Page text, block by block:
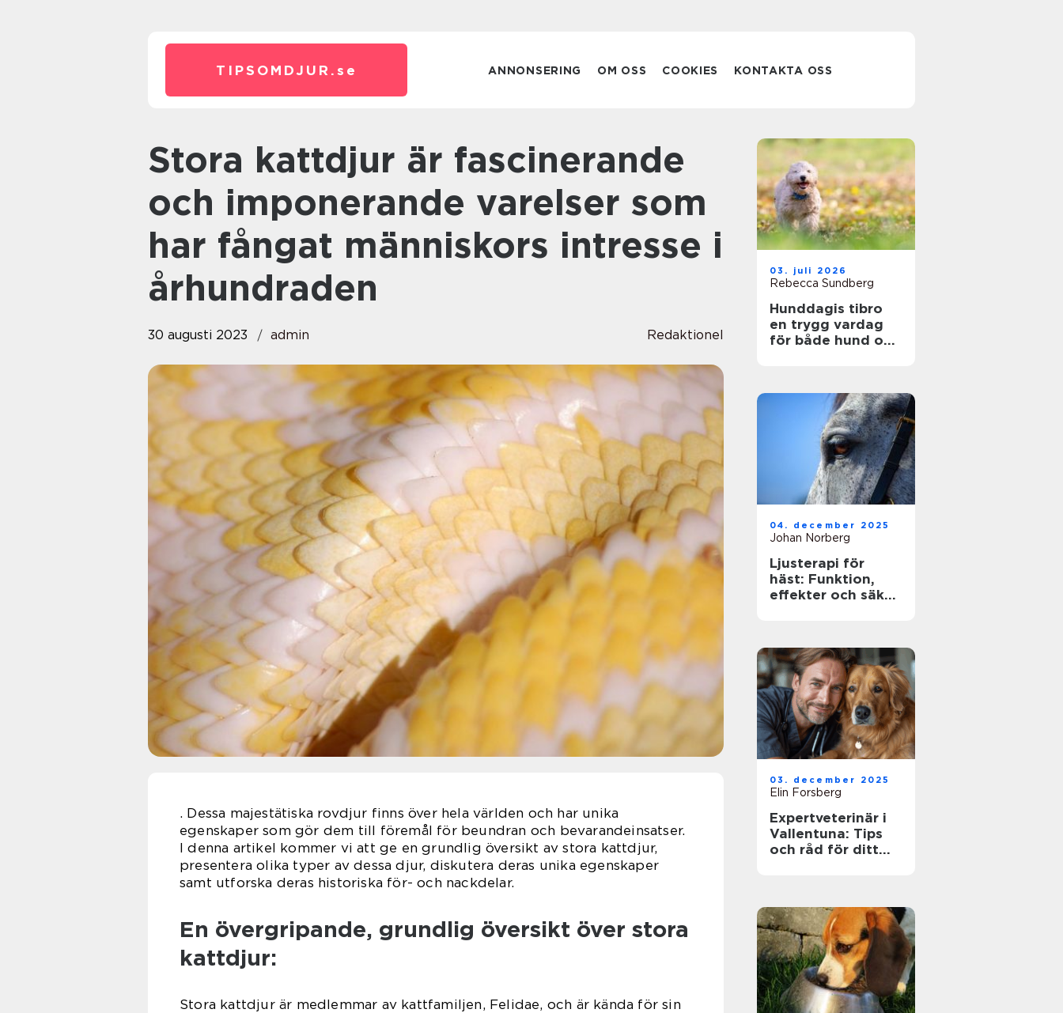
TIPSOMDJUR. se ANNONSERING OM OSS COOKIES KONTAKTA OSS
Stora kattdjur är fascinerande
och imponerande varelser som
har fångat människors intresse i
århundraden
30 augusti 2023 admin Redaktionel
. Dessa majestätiska rovdjur finns över hela världen och har unika
egenskaper som gör dem till föremål för beundran och bevarandeinsatser.
I denna artikel kommer vi att ge en grundlig översikt av stora kattdjur,
presentera olika typer av dessa djur, diskutera deras unika egenskaper
samt utforska deras historiska för- och nackdelar.
En övergripande, grundlig översikt över stora
kattdjur:
Stora kattdjur är medlemmar av kattfamiljen, Felidae, och är kända för sin
03. juli 2026
Rebecca Sundberg
Hunddagis tibro
en trygg vardag
för både hund och
04. december 2025
Johan Norberg
Ljusterapi för
häst: Funktion,
effekter och säker
03. december 2025
Elin Forsberg
Expertveterinär i
Vallentuna: Tips
och råd för ditt